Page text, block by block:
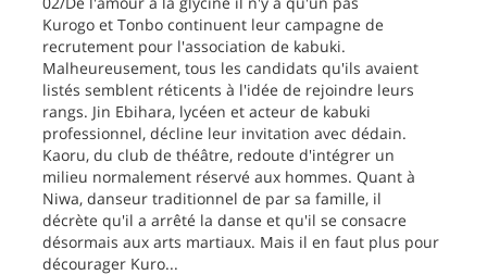
Kurogo et Tonbo continuent leur campagne de
recrutement pour l'association de kabuki.
Malheureusement, tous les candidats qu'ils avaient
listés semblent réticents à l'idée de rejoindre leurs
rangs. Jin Ebihara, lycéen et acteur de kabuki
professionnel, décline leur invitation avec dédain.
Kaoru, du club de théâtre, redoute d'intégrer un
milieu normalement réservé aux hommes. Quant à
Niwa, danseur traditionnel de par sa famille, il
décrète qu'il a arrêté la danse et qu'il se consacre
désormais aux arts martiaux. Mais il en faut plus pour
décourager Kuro...